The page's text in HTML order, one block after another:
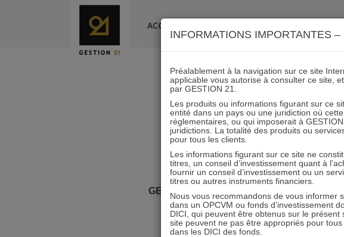
ACCUEIL
Retrouvez nos
GESTION 21 vous donne rendez-vous les
INFORMATIONS IMPORTANTES
Préalablement à la navigation sur ce site
applicable vous autorise à consulter ce site,
par GESTION 21.
Les produits ou informations figurant sur ce
entité dans un pays ou une juridiction où
réglementaires, ou qui imposerait à
juridictions. La totalité des produits ou
pour tous les clients.
Les informations figurant sur ce site ne
titres, un conseil d’investissement quant à
fournir un conseil d’investissement ou un
titres ou autres instruments financiers.
Nous vous recommandons de vous informer
dans un OPCVM ou fonds d’investissement
DICI, qui peuvent être obtenus sur le
site peuvent ne pas être appropriés pour
dans les DICI des fonds.